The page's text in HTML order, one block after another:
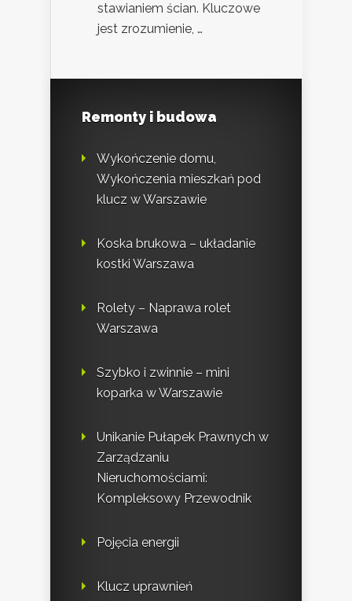
stawianiem ścian. Kluczowe
jest zrozumienie, …
Remonty i budowa
Wykończenie domu,
Wykończenia mieszkań pod
klucz w Warszawie
Koska brukowa – układanie
kostki Warszawa
Rolety – Naprawa rolet
Warszawa
Szybko i zwinnie – mini
koparka w Warszawie
Unikanie Pułapek Prawnych w
Zarządzaniu
Nieruchomościami:
Kompleksowy Przewodnik
Pojęcia energii
Klucz uprawnień